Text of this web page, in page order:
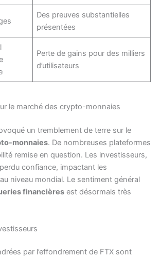
Des preuves substantielles
présentées
Perte de gains pour des milliers
d’utilisateurs
le marché des crypto-monnaies
un tremblement de terre sur le
monnaies. De nombreuses plateformes
remise en question. Les investisseurs,
confiance, impactant les
niveau mondial. Le sentiment général
financières est désormais très
par l’effondrement de FTX sont